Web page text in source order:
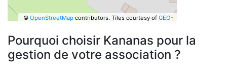
© OpenStreetMapcontributors. Tiles courtesy of GEO-
Pourquoi choisir Kananas pour la
gestion de votre association ?